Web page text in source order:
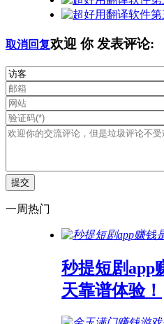
取消回复欢迎 你发表评论:
一周热门
秒提短剧app
天靠谱体验！